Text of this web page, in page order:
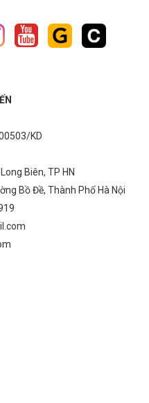
KD
Biên, TP HN
Bồ Đề, Thành Phố Hà Nội